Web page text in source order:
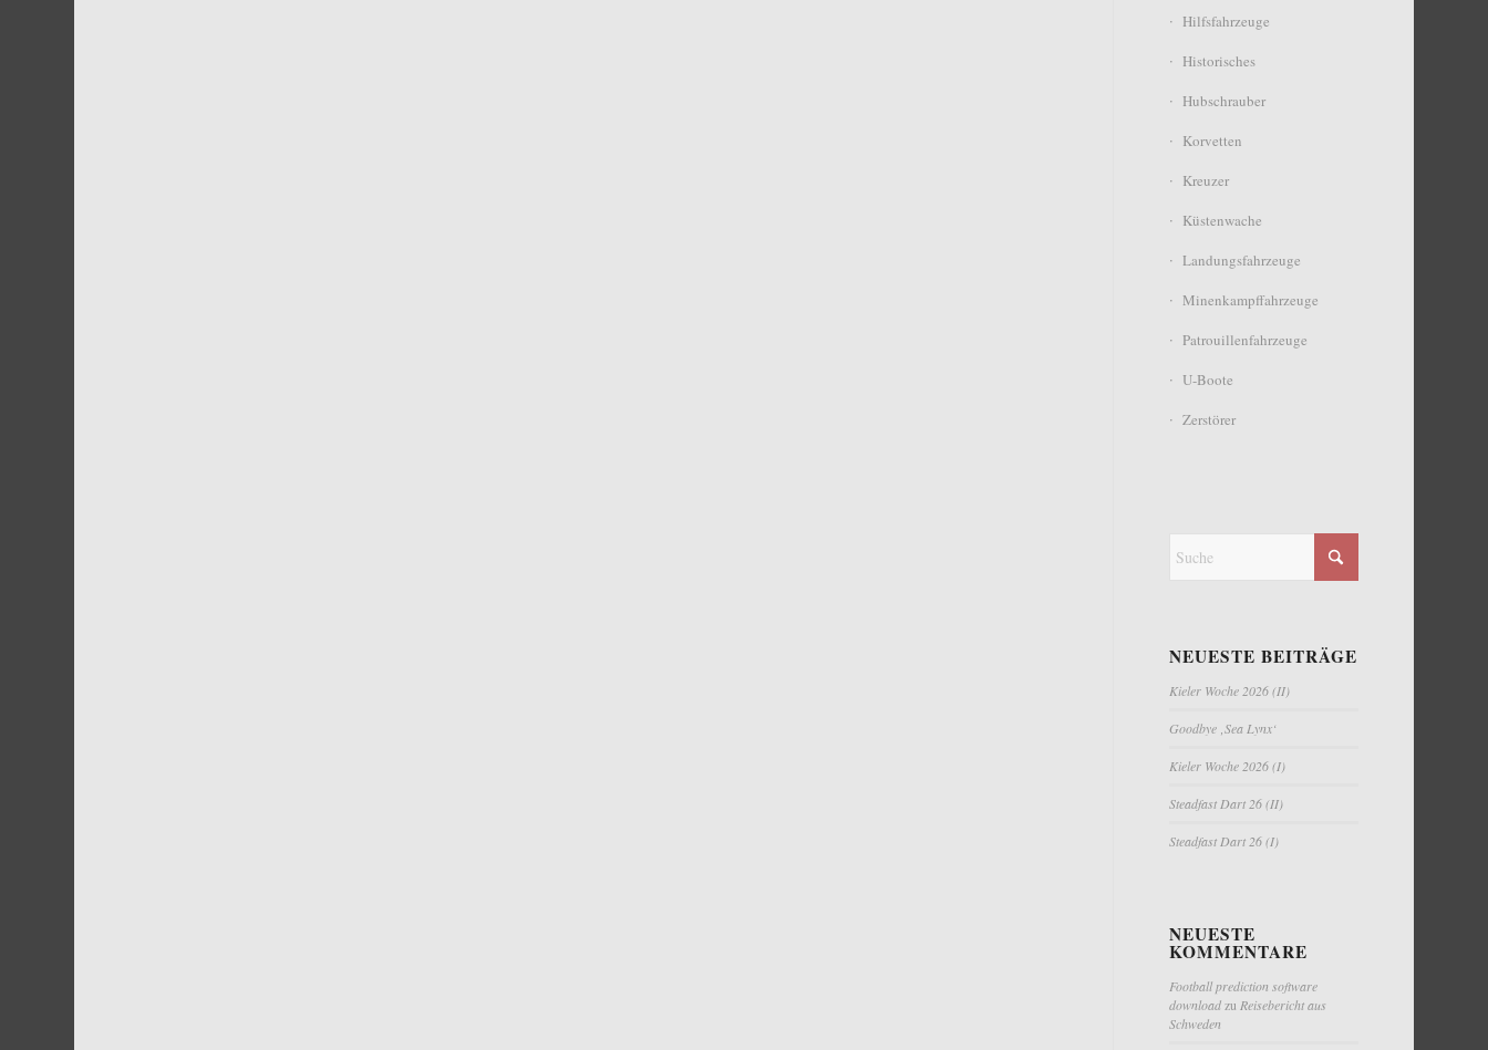
Hilfsfahrzeuge
Historisches
Hubschrauber
Korvetten
Kreuzer
Küstenwache
Landungsfahrzeuge
Minenkampffahrzeuge
Patrouillenfahrzeuge
U-Boote
Zerstörer
NEUESTE BEITRÄGE
Kieler Woche 2026 (II)
Goodbye ‚Sea Lynx‘
Kieler Woche 2026 (I)
Steadfast Dart 26 (II)
Steadfast Dart 26 (I)
NEUESTE
KOMMENTARE
Football prediction software
downloadzu Reisebericht aus
Schweden